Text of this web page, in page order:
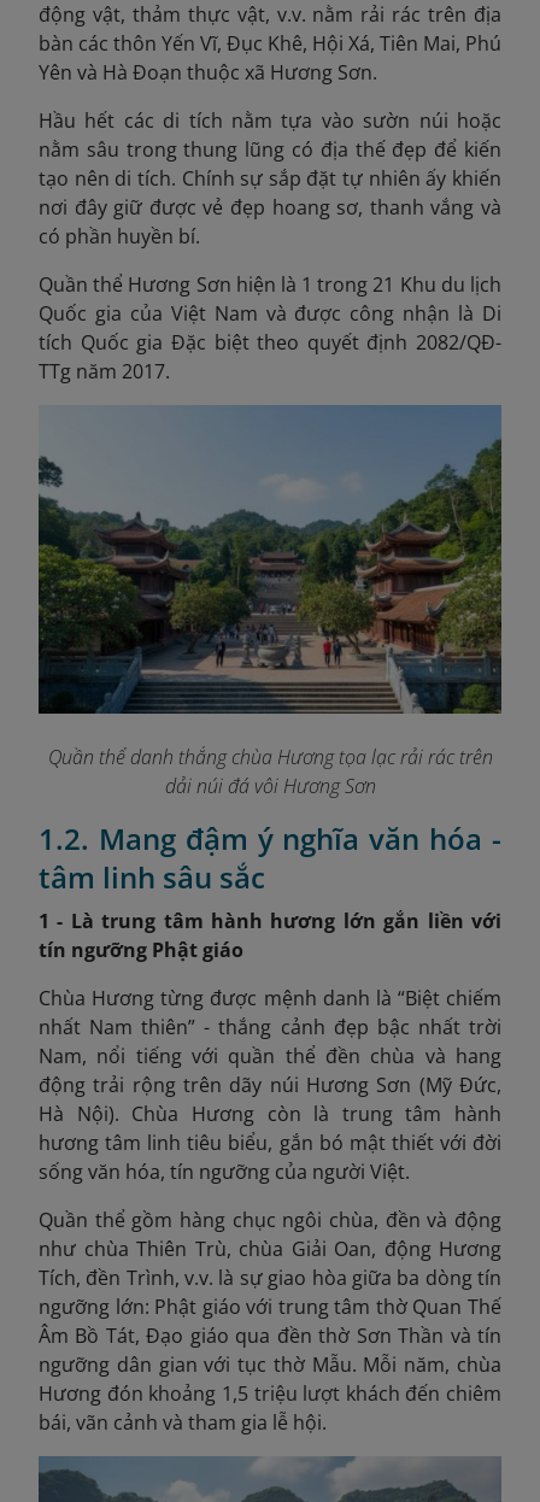
động vật, thảm thực vật, v.v. nằm rải rác trên địa
bàn các thôn Yến Vĩ, Đục Khê, Hội Xá, Tiên Mai, Phú
Yên và Hà Đoạn thuộc xã Hương Sơn.
Hầu hết các di tích nằm tựa vào sườn núi hoặc
nằm sâu trong thung lũng có địa thế đẹp để kiến
tạo nên di tích. Chính sự sắp đặt tự nhiên ấy khiến
nơi đây giữ được vẻ đẹp hoang sơ, thanh vắng và
có phần huyền bí.
Quần thể Hương Sơn hiện là 1 trong 21 Khu du lịch
Quốc gia của Việt Nam và được công nhận là Di
tích Quốc gia Đặc biệt theo quyết định 2082/QĐ-
TTg năm 2017.
Quần thể danh thắng chùa Hương tọa lạc rải rác trên
dải núi đá vôi Hương Sơn
1.2. Mang đậm ý nghĩa văn hóa -
tâm linh sâu sắc
1 - Là trung tâm hành hương lớn gắn liền với
tín ngưỡng Phật giáo
Chùa Hương từng được mệnh danh là “Biệt chiếm
nhất Nam thiên” - thắng cảnh đẹp bậc nhất trời
Nam, nổi tiếng với quần thể đền chùa và hang
động trải rộng trên dãy núi Hương Sơn (Mỹ Đức,
Hà Nội). Chùa Hương còn là trung tâm hành
hương tâm linh tiêu biểu, gắn bó mật thiết với đời
sống văn hóa, tín ngưỡng của người Việt.
Quần thể gồm hàng chục ngôi chùa, đền và động
như chùa Thiên Trù, chùa Giải Oan, động Hương
Tích, đền Trình, v.v. là sự giao hòa giữa ba dòng tín
ngưỡng lớn: Phật giáo với trung tâm thờ Quan Thế
Âm Bồ Tát, Đạo giáo qua đền thờ Sơn Thần và tín
ngưỡng dân gian với tục thờ Mẫu. Mỗi năm, chùa
Hương đón khoảng 1,5 triệu lượt khách đến chiêm
bái, vãn cảnh và tham gia lễ hội.